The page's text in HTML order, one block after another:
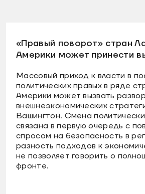
«Правый поворот» стран
Америки может принести
Массовый приход к власти в
политических правых в ряде
Америки может вызвать
внешнеэкономических
Вашингтон. Смена
связана в первую очередь с
спросом на безопасность в
разность подходов к
не позволяет говорить о
фронте.